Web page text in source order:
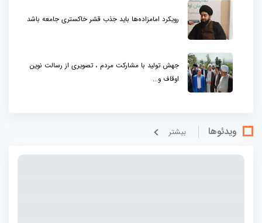
رویکرد امامزاده‌ها باید جذب قشر خاکستری جامعه باشد
جهش تولید با مشارکت مردم ، تصویری از رسالت نوین
اوقاف و...
ویدئوها بيشتر